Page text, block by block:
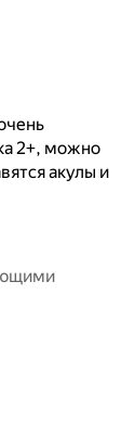
2+, можно
акулы и